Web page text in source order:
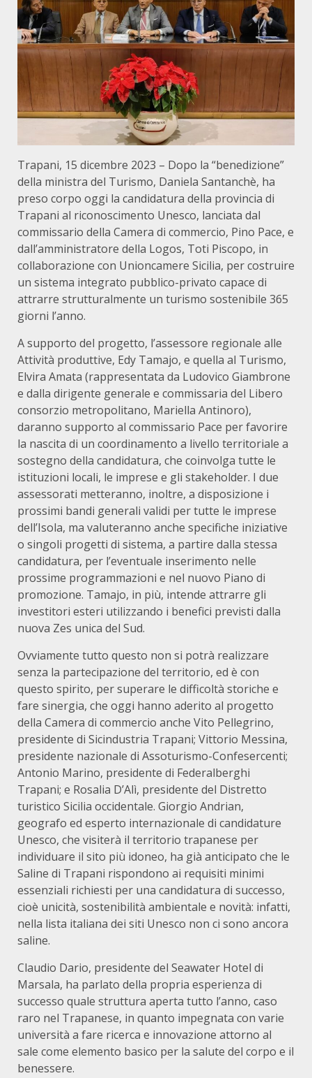
Trapani, 15 dicembre 2023 – Dopo la “benedizione”
della ministra del Turismo, Daniela Santanchè, ha
preso corpo oggi la candidatura della provincia di
Trapani al riconoscimento Unesco, lanciata dal
commissario della Camera di commercio, Pino Pace, e
dall’amministratore della Logos, Toti Piscopo, in
collaborazione con Unioncamere Sicilia, per costruire
un sistema integrato pubblico-privato capace di
attrarre strutturalmente un turismo sostenibile 365
giorni l’anno.
A supporto del progetto, l’assessore regionale alle
Attività produttive, Edy Tamajo, e quella al Turismo,
Elvira Amata (rappresentata da Ludovico Giambrone
e dalla dirigente generale e commissaria del Libero
consorzio metropolitano, Mariella Antinoro),
daranno supporto al commissario Pace per favorire
la nascita di un coordinamento a livello territoriale a
sostegno della candidatura, che coinvolga tutte le
istituzioni locali, le imprese e gli stakeholder. I due
assessorati metteranno, inoltre, a disposizione i
prossimi bandi generali validi per tutte le imprese
dell’Isola, ma valuteranno anche specifiche iniziative
o singoli progetti di sistema, a partire dalla stessa
candidatura, per l’eventuale inserimento nelle
prossime programmazioni e nel nuovo Piano di
promozione. Tamajo, in più, intende attrarre gli
investitori esteri utilizzando i benefici previsti dalla
nuova Zes unica del Sud.
Ovviamente tutto questo non si potrà realizzare
senza la partecipazione del territorio, ed è con
questo spirito, per superare le difficoltà storiche e
fare sinergia, che oggi hanno aderito al progetto
della Camera di commercio anche Vito Pellegrino,
presidente di Sicindustria Trapani; Vittorio Messina,
presidente nazionale di Assoturismo-Confesercenti;
Antonio Marino, presidente di Federalberghi
Trapani; e Rosalia D’Alì, presidente del Distretto
turistico Sicilia occidentale. Giorgio Andrian,
geografo ed esperto internazionale di candidature
Unesco, che visiterà il territorio trapanese per
individuare il sito più idoneo, ha già anticipato che le
Saline di Trapani rispondono ai requisiti minimi
essenziali richiesti per una candidatura di successo,
cioè unicità, sostenibilità ambientale e novità: infatti,
nella lista italiana dei siti Unesco non ci sono ancora
saline.
Claudio Dario, presidente del Seawater Hotel di
Marsala, ha parlato della propria esperienza di
successo quale struttura aperta tutto l’anno, caso
raro nel Trapanese, in quanto impegnata con varie
università a fare ricerca e innovazione attorno al
sale come elemento basico per la salute del corpo e il
benessere.